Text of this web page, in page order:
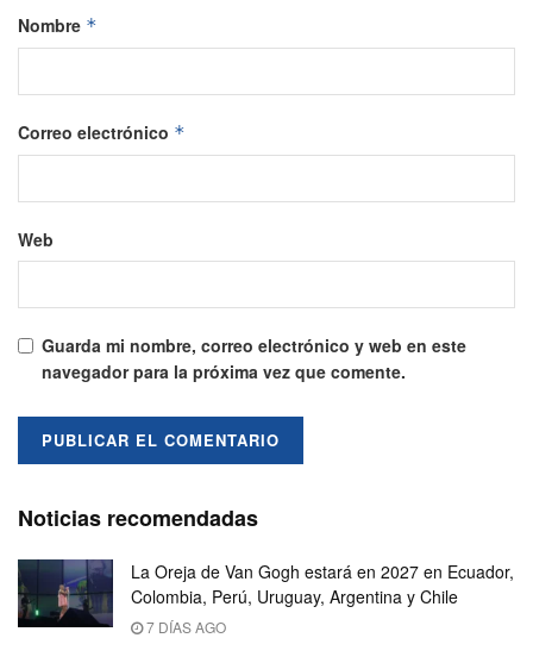
Nombre *
Correo electrónico *
Web
Guarda mi nombre, correo electrónico y web en este
navegador para la próxima vez que comente.
Noticias recomendadas
La Oreja de Van Gogh estará en 2027 en Ecuador,
Colombia, Perú, Uruguay, Argentina y Chile
7 DÍAS AGO